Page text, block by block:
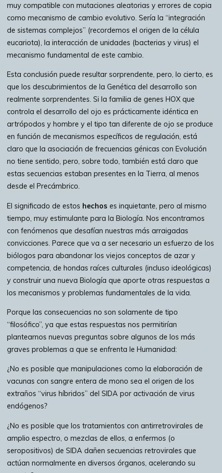
muy compatible con mutaciones aleatorias y errores de copia
como mecanismo de cambio evolutivo. Sería la “integración
de sistemas complejos” (recordemos el origen de la célula
eucariota), la interacción de unidades (bacterias y virus) el
mecanismo fundamental de este cambio.
Esta conclusión puede resultar sorprendente, pero, lo cierto, es
que los descubrimientos de la Genética del desarrollo son
realmente sorprendentes. Si la familia de genes HOX que
controla el desarrollo del ojo es prácticamente idéntica en
artrópodos y hombre y el tipo tan diferente de ojo se produce
en función de mecanismos específicos de regulación, está
claro que la asociación de frecuencias génicas con Evolución
no tiene sentido, pero, sobre todo, también está claro que
estas secuencias estaban presentes en la Tierra, al menos
desde el Precámbrico.
El significado de estos hechoses inquietante, pero al mismo
tiempo, muy estimulante para la Biología. Nos encontramos
con fenómenos que desafían nuestras más arraigadas
convicciones. Parece que va a ser necesario un esfuerzo de los
biólogos para abandonar los viejos conceptos de azar y
competencia, de hondas raíces culturales (incluso ideológicas)
y construir una nueva Biología que aporte otras respuestas a
los mecanismos y problemas fundamentales de la vida.
Porque las consecuencias no son solamente de tipo
“filosófico”, ya que estas respuestas nos permitirían
plantearnos nuevas preguntas sobre algunos de los más
graves problemas a que se enfrenta le Humanidad:
¿No es posible que manipulaciones como la elaboración de
vacunas con sangre entera de mono sea el origen de los
extraños “virus híbridos” del SIDA por activación de virus
endógenos?
¿No es posible que los tratamientos con antirretrovirales de
amplio espectro, o mezclas de ellos, a enfermos (o
seropositivos) de SIDA dañen secuencias retrovirales que
actúan normalmente en diversos órganos, acelerando su